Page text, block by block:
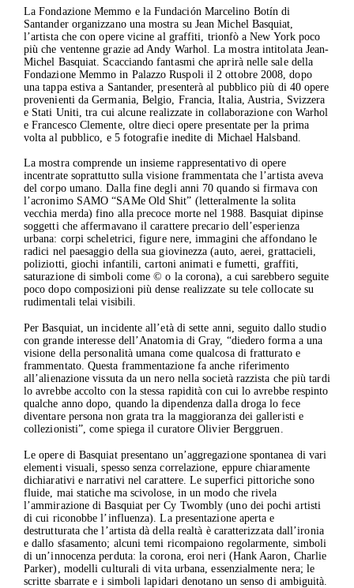
La Fondazione Memmo e la Fundación Marcelino Botín di
Santander organizzano una mostra su Jean Michel Basquiat,
l’artista che con opere vicine al graffiti, trionfò a New York poco
più che ventenne grazie ad Andy Warhol. La mostra intitolata Jean-
Michel Basquiat. Scacciando fantasmi che aprirà nelle sale della
Fondazione Memmo in Palazzo Ruspoli il 2 ottobre 2008, dopo
una tappa estiva a Santander, presenterà al pubblico più di 40 opere
provenienti da Germania, Belgio, Francia, Italia, Austria, Svizzera
e Stati Uniti, tra cui alcune realizzate in collaborazione con Warhol
e Francesco Clemente, oltre dieci opere presentate per la prima
volta al pubblico, e 5 fotografie inedite di Michael Halsband.
La mostra comprende un insieme rappresentativo di opere
incentrate soprattutto sulla visione frammentata che l’artista aveva
del corpo umano. Dalla fine degli anni 70 quando si firmava con
l’acronimo SAMO “SAMe Old Shit” (letteralmente la solita
vecchia merda) fino alla precoce morte nel 1988. Basquiat dipinse
soggetti che affermavano il carattere precario dell’esperienza
urbana: corpi scheletrici, figure nere, immagini che affondano le
radici nel paesaggio della sua giovinezza (auto, aerei, grattacieli,
poliziotti, giochi infantili, cartoni animati e fumetti, graffiti,
saturazione di simboli come © o la corona), a cui sarebbero seguite
poco dopo composizioni più dense realizzate su tele collocate su
rudimentali telai visibili.
Per Basquiat, un incidente all’età di sette anni, seguito dallo studio
con grande interesse dell’Anatomia di Gray, “diedero forma a una
visione della personalità umana come qualcosa di fratturato e
frammentato. Questa frammentazione fa anche riferimento
all’alienazione vissuta da un nero nella società razzista che più tardi
lo avrebbe accolto con la stessa rapidità con cui lo avrebbe respinto
qualche anno dopo, quando la dipendenza dalla droga lo fece
diventare persona non grata tra la maggioranza dei galleristi e
collezionisti”, come spiega il curatore Olivier Berggruen.
Le opere di Basquiat presentano un’aggregazione spontanea di vari
elementi visuali, spesso senza correlazione, eppure chiaramente
dichiarativi e narrativi nel carattere. Le superfici pittoriche sono
fluide, mai statiche ma scivolose, in un modo che rivela
l’ammirazione di Basquiat per Cy Twombly (uno dei pochi artisti
di cui riconobbe l’influenza). La presentazione aperta e
destrutturata che l’artista dà della realtà è caratterizzata dall’ironia
e dallo sfasamento; alcuni temi ricompaiono regolarmente, simboli
di un’innocenza perduta: la corona, eroi neri (Hank Aaron, Charlie
Parker), modelli culturali di vita urbana, essenzialmente nera; le
scritte sbarrate e i simboli lapidari denotano un senso di ambiguità.